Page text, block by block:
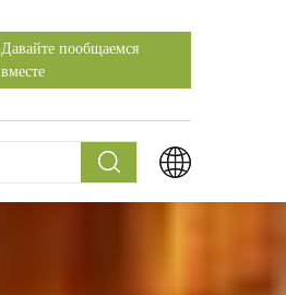
Давайте пообщаемся
вместе